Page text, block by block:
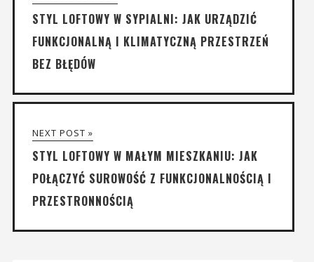
STYL LOFTOWY W SYPIALNI: JAK URZĄDZIĆ
FUNKCJONALNĄ I KLIMATYCZNĄ PRZESTRZEŃ
BEZ BŁĘDÓW
NEXT POST »
STYL LOFTOWY W MAŁYM MIESZKANIU: JAK
POŁĄCZYĆ SUROWOŚĆ Z FUNKCJONALNOŚCIĄ I
PRZESTRONNOŚCIĄ